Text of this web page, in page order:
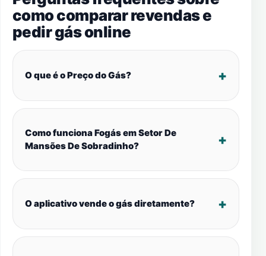
como comparar revendas e
pedir gás online
O que é o Preço do Gás?
Como funciona Fogás em Setor De
Mansões De Sobradinho?
O aplicativo vende o gás diretamente?